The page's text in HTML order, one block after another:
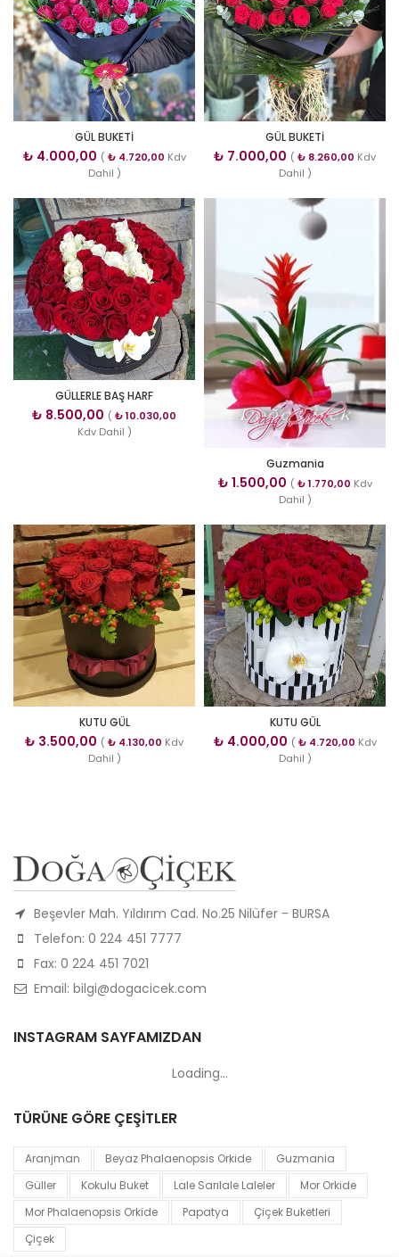
GÜL BUKETİ
₺ 4.000,00 ( ₺4.720,00 Kdv
Dahil )
GÜL BUKETİ
₺ 7.000,00 ( ₺ 8.260,00 Kdv
Dahil )
GÜLLERLE BAŞ HARF
₺ 8.500,00 ( ₺10.030,00
Kdv Dahil )
Guzmania
₺ 1.500,00 ( ₺1.770,00 Kdv
Dahil )
KUTU GÜL
₺ 3.500,00 ( ₺ 4.130,00 Kdv
Dahil )
KUTU GÜL
₺ 4.000,00 ( ₺4.720,00 Kdv
Dahil )
Beşevler Mah. Yıldırım Cad. No.25 Nilüfer - BURSA
Telefon: 0 224 451 7777
Fax: 0 224 451 7021
Email: bilgi@dogacicek.com
INSTAGRAM SAYFAMIZDAN
Loading...
TÜRÜNE GÖRE ÇEŞİTLER
Aranjman Beyaz Phalaenopsis Orkide
Guzmania
Güller
Kokulu Buket Lale Sarılale Laleler
Mor Orkide
Mor Phalaenopsis Orkide
Papatya
Çiçek Buketleri
Çiçek